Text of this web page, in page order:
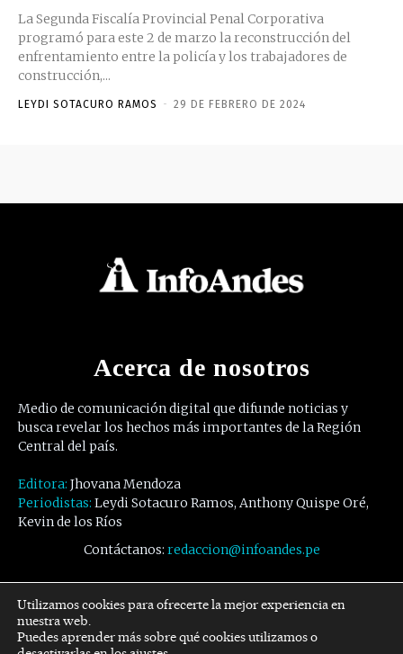
La Segunda Fiscalía Provincial Penal Corporativa
programó para este 2 de marzo la reconstrucción del
enfrentamiento entre la policía y los trabajadores de
construcción,...
LEYDI SOTACURO RAMOS - 29 DE FEBRERO DE 2024
Acerca de nosotros
Medio de comunicación digital que difunde noticias y
busca revelar los hechos más importantes de la Región
Central del país.
Editora: Jhovana Mendoza
Periodistas: Leydi Sotacuro Ramos, Anthony Quispe Oré,
Kevin de los Ríos
Contáctanos: redaccion@infoandes.pe
Síguenos
Facebook Twitter Youtube
Utilizamos cookies para ofrecerte la mejor experiencia en
nuestra web.
Puedes aprender más sobre qué cookies utilizamos o